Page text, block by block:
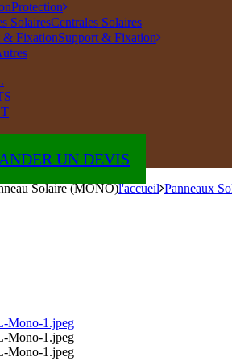
Protection
Centrales Solaires
Support & Fixation
UN DEVIS
Solaire (MONO)l'accueil Panneaux